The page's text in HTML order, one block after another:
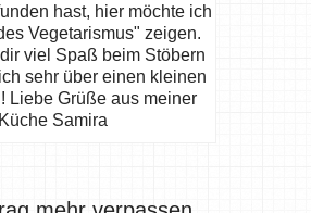
hast, hier möchte ich
Vegetarismus" zeigen.
viel Spaß beim Stöbern
sehr über einen kleinen
Liebe Grüße aus meiner
Küche Samira